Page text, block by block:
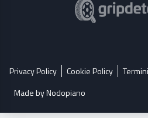
Privacy Policy Cookie Policy
Made by Nodopiano